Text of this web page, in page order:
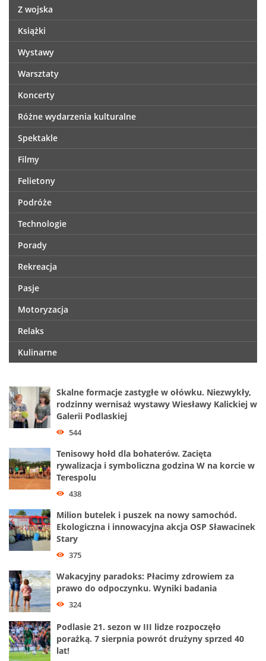
Z wojska
Książki
Wystawy
Warsztaty
Koncerty
Różne wydarzenia kulturalne
Spektakle
Filmy
Felietony
Podróże
Technologie
Porady
Rekreacja
Pasje
Motoryzacja
Relaks
Kulinarne
Skalne formacje zastygłe w ołówku. Niezwykły,
rodzinny wernisaż wystawy Wiesławy Kalickiej w
Galerii Podlaskiej
544
Tenisowy hołd dla bohaterów. Zacięta
rywalizacja i symboliczna godzina W na korcie w
Terespolu
438
Milion butelek i puszek na nowy samochód.
Ekologiczna i innowacyjna akcja OSP Sławacinek
Stary
375
Wakacyjny paradoks: Płacimy zdrowiem za
prawo do odpoczynku. Wyniki badania
324
Podlasie 21. sezon w III lidze rozpoczęło
porażką. 7 sierpnia powrót drużyny sprzed 40
lat!